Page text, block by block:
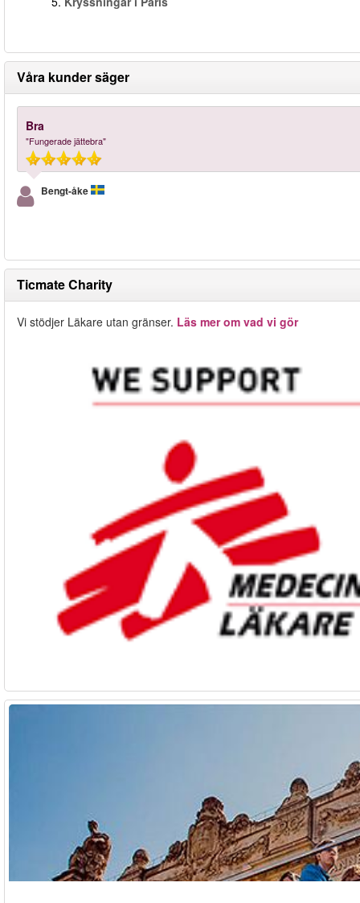
Våra kunder säger
Bra
"Fungerade jättebra"
Bengt-åke
Ticmate Charity
Vi stödjer Läkare utan gränser. Läs mer om vad vi gör